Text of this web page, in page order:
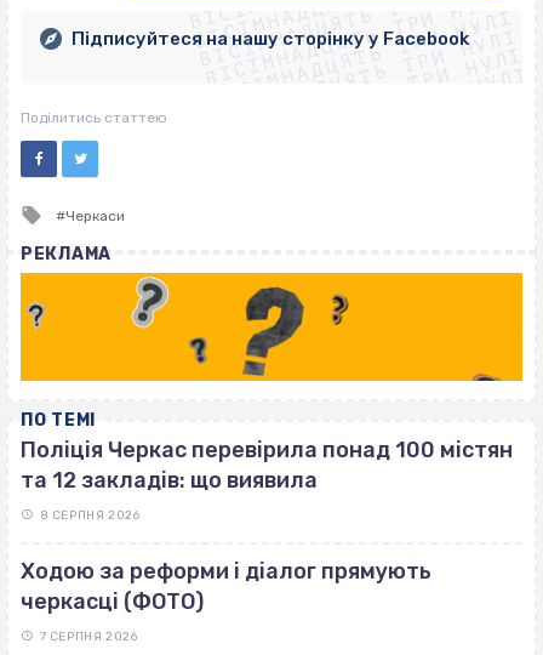
ВІСІМНАДЦЯТЬ ТРИ НУЛІ
ВІСІМНАДЦЯТЬ ТРИ НУЛІ
ВІСІМНАДЦЯТЬ ТРИ НУЛІ
ВІСІМНАДЦЯТЬ ТРИ НУЛІ
ВІСІМНАДЦЯТЬ ТРИ НУЛІ
Підписуйтеся на нашу сторінку у Facebook
Поділитись статтею
Tagged
Черкаси
РЕКЛАМА
ПО ТЕМІ
Поліція Черкас перевірила понад 100 містян
та 12 закладів: що виявила
8 СЕРПНЯ 2026
Ходою за реформи і діалог прямують
черкасці (ФОТО)
7 СЕРПНЯ 2026